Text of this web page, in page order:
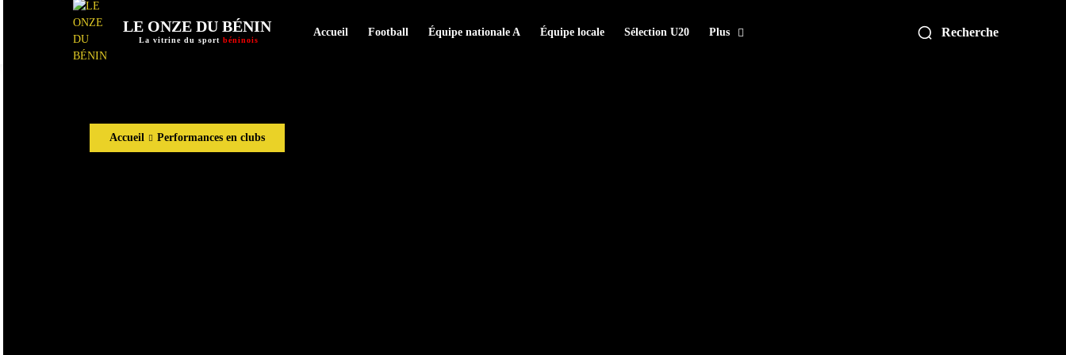
LE ONZE DU BÉNIN
La vitrine du sport béninois
Recherche
Accueil Football Équipe nationale A Équipe locale Sélection U20 Plus
Accueil Performances en clubs